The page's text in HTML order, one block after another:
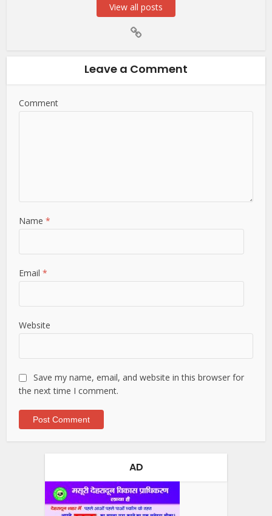
View all posts
Leave a Comment
Comment
Name*
Email*
Website
Save my name, email, and website in this browser for
the next time I comment.
AD